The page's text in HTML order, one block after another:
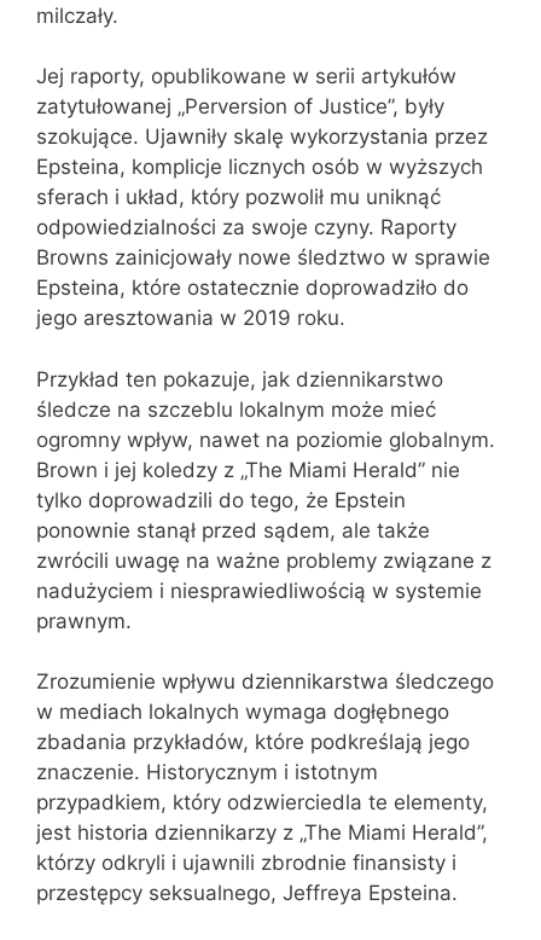
milczały.
Jej raporty, opublikowane w serii artykułów
zatytułowanej „Perversion of Justice”, były
szokujące. Ujawniły skalę wykorzystania przez
Epsteina, komplicje licznych osób w wyższych
sferach i układ, który pozwolił mu uniknąć
odpowiedzialności za swoje czyny. Raporty
Browns zainicjowały nowe śledztwo w sprawie
Epsteina, które ostatecznie doprowadziło do
jego aresztowania w 2019 roku.
Przykład ten pokazuje, jak dziennikarstwo
śledcze na szczeblu lokalnym może mieć
ogromny wpływ, nawet na poziomie globalnym.
Brown i jej koledzy z „The Miami Herald” nie
tylko doprowadzili do tego, że Epstein
ponownie stanął przed sądem, ale także
zwrócili uwagę na ważne problemy związane z
nadużyciem i niesprawiedliwością w systemie
prawnym.
Zrozumienie wpływu dziennikarstwa śledczego
w mediach lokalnych wymaga dogłębnego
zbadania przykładów, które podkreślają jego
znaczenie. Historycznym i istotnym
przypadkiem, który odzwierciedla te elementy,
jest historia dziennikarzy z „The Miami Herald”,
którzy odkryli i ujawnili zbrodnie finansisty i
przestępcy seksualnego, Jeffreya Epsteina.